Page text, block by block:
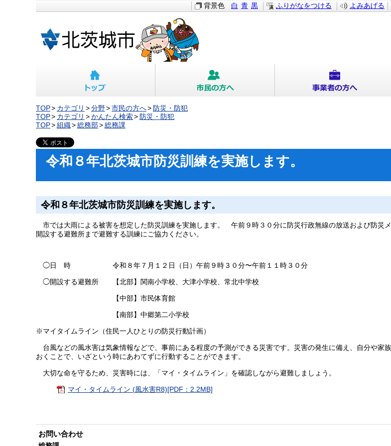
背景色 白 青 黒 ふりがなをつける よみあげる
TOP カテゴリ 分野 市民の方へ
防災・防犯
TOP
カテゴリ かんたん検索
防災・防犯
TOP
組織 総務部 総務課
令和８年北茨城市防災訓練を実施します。
令和８年北茨城市防災訓練を実施します。
市では大雨による被害を想定した防災訓練を実施します。 午前９時３０分に防災行政無線の放送および防災
開設する避難所まで避難する訓練にご協力ください。
◯日 時 令和８年７月１２日（日）午前９時３０分〜午前１１時３０分
◯開設する避難所 【北部】関南小学校、大津小学校、常北中学校
【中部】市民体育館
【南部】中郷第二小学校
※マイタイムライン（住民一人ひとりの防災行動計画）
台風などの風水害は気象情報などで、事前にある程度の予測ができる災害です。災害の発生に備え、自分や家
おくことで、いざという時にあわてずに行動することができます。
大切な命を守るため、災害時には、「マイ・タイムライン」を確認しながら避難しましょう。
マイ・タイムライン (風水害R8)[PDF：2.2MB]
お問い合わせ